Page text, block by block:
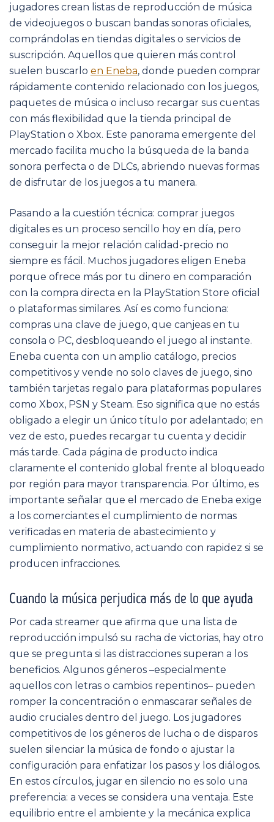
jugadores crean listas de reproducción de música
de videojuegos o buscan bandas sonoras oficiales,
comprándolas en tiendas digitales o servicios de
suscripción. Aquellos que quieren más control
suelen buscarlo en Eneba, donde pueden comprar
rápidamente contenido relacionado con los juegos,
paquetes de música o incluso recargar sus cuentas
con más flexibilidad que la tienda principal de
PlayStation o Xbox. Este panorama emergente del
mercado facilita mucho la búsqueda de la banda
sonora perfecta o de DLCs, abriendo nuevas formas
de disfrutar de los juegos a tu manera.
Pasando a la cuestión técnica: comprar juegos
digitales es un proceso sencillo hoy en día, pero
conseguir la mejor relación calidad-precio no
siempre es fácil. Muchos jugadores eligen Eneba
porque ofrece más por tu dinero en comparación
con la compra directa en la PlayStation Store oficial
o plataformas similares. Así es como funciona:
compras una clave de juego, que canjeas en tu
consola o PC, desbloqueando el juego al instante.
Eneba cuenta con un amplio catálogo, precios
competitivos y vende no solo claves de juego, sino
también tarjetas regalo para plataformas populares
como Xbox, PSN y Steam. Eso significa que no estás
obligado a elegir un único título por adelantado; en
vez de esto, puedes recargar tu cuenta y decidir
más tarde. Cada página de producto indica
claramente el contenido global frente al bloqueado
por región para mayor transparencia. Por último, es
importante señalar que el mercado de Eneba exige
a los comerciantes el cumplimiento de normas
verificadas en materia de abastecimiento y
cumplimiento normativo, actuando con rapidez si se
producen infracciones.
Cuando la música perjudica más de lo que ayuda
Por cada streamer que afirma que una lista de
reproducción impulsó su racha de victorias, hay otro
que se pregunta si las distracciones superan a los
beneficios. Algunos géneros –especialmente
aquellos con letras o cambios repentinos– pueden
romper la concentración o enmascarar señales de
audio cruciales dentro del juego. Los jugadores
competitivos de los géneros de lucha o de disparos
suelen silenciar la música de fondo o ajustar la
configuración para enfatizar los pasos y los diálogos.
En estos círculos, jugar en silencio no es solo una
preferencia: a veces se considera una ventaja. Este
equilibrio entre el ambiente y la mecánica explica